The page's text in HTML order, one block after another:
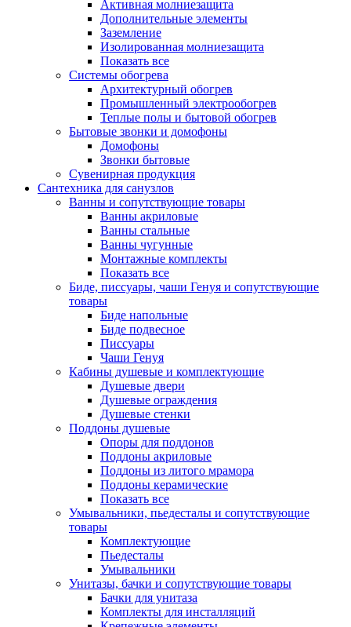
Активная молниезащита
Дополнительные элементы
Заземление
Изолированная молниезащита
Показать все
Системы обогрева
Архитектурный обогрев
Промышленный электрообогрев
Теплые полы и бытовой обогрев
Бытовые звонки и домофоны
Домофоны
Звонки бытовые
Сувенирная продукция
Сантехника для санузлов
Ванны и сопутствующие товары
Ванны акриловые
Ванны стальные
Ванны чугунные
Монтажные комплекты
Показать все
Биде, писсуары, чаши Генуя и сопутствующие
товары
Биде напольные
Биде подвесное
Писсуары
Чаши Генуя
Кабины душевые и комплектующие
Душевые двери
Душевые ограждения
Душевые стенки
Поддоны душевые
Опоры для поддонов
Поддоны акриловые
Поддоны из литого мрамора
Поддоны керамические
Показать все
Умывальники, пьедесталы и сопутствующие
товары
Комплектующие
Пьедесталы
Умывальники
Унитазы, бачки и сопутствующие товары
Бачки для унитаза
Комплекты для инсталляций